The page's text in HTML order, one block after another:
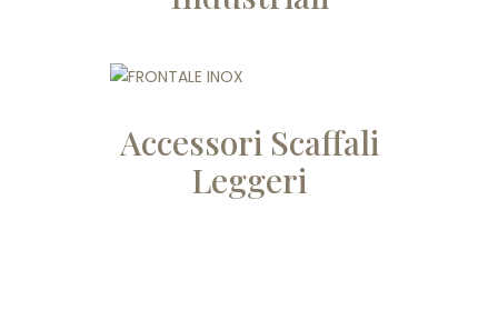
Accessori Scaffali
Leggeri